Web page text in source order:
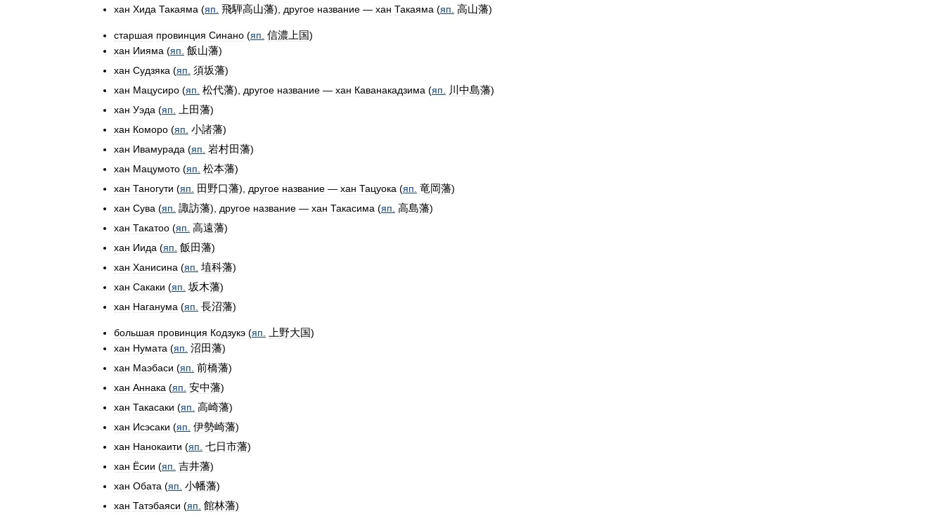
хан Хида Такаяма (яп 飛騨高山藩), другое название — хан Такаяма (яп 高山藩)
старшая провинция Синано (яп 信濃上国)
хан Иияма (яп 飯山藩)
хан Судзяка (яп 須坂藩)
хан Мацусиро (яп 松代藩), другое название — хан Каванакадзима (яп 川中島藩)
хан Уэда (яп 上田藩)
хан Коморо (яп 小諸藩)
хан Ивамурада (яп 岩村田藩)
хан Мацумото (яп 松本藩)
хан Таногути (яп 田野口藩), другое название — хан Тацуока (яп 竜岡藩)
хан Сува (яп 諏訪藩), другое название — хан Такасима (яп 高島藩)
хан Такатоо (яп 高遠藩)
хан Иида (яп 飯田藩)
хан Ханисина (яп 埴科藩)
хан Сакаки (яп 坂木藩)
хан Наганума (яп 長沼藩)
большая провинция Кодзукэ (яп 上野大国)
хан Нумата (яп 沼田藩)
хан Маэбаси (яп 前橋藩)
хан Аннака (яп 安中藩)
хан Такасаки (яп 高崎藩)
хан Исэсаки (яп 伊勢崎藩)
хан Нанокаити (яп 七日市藩)
хан Ёсии (яп 吉井藩)
хан Обата (яп 小幡藩)
хан Татэбаяси (яп 館林藩)